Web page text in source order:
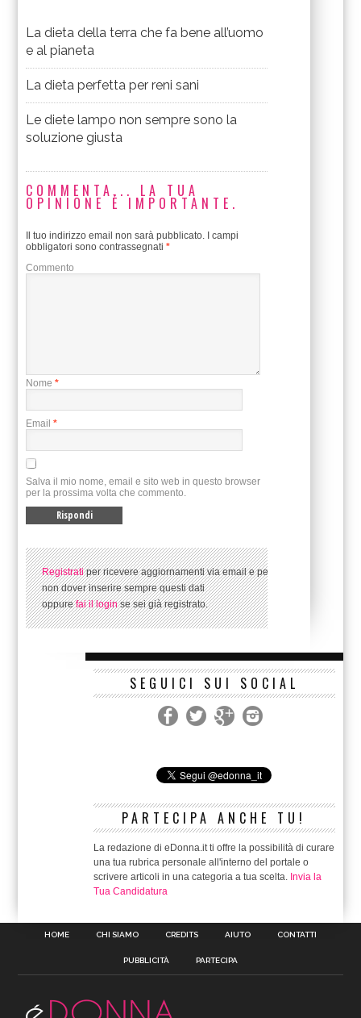
La dieta della terra che fa bene all’uomo
e al pianeta
La dieta perfetta per reni sani
Le diete lampo non sempre sono la
soluzione giusta
COMMENTA... LA TUA
OPINIONE È IMPORTANTE.
Il tuo indirizzo email non sarà pubblicato. I campi
obbligatori sono contrassegnati*
Commento
Nome *
Email *
Salva il mio nome, email e sito web in questo browser
per la prossima volta che commento.
Registratiper ricevere aggiornamenti via email e per
non dover inserire sempre questi dati
oppurefai il loginse sei già registrato.
SEGUICI SUI SOCIAL
PARTECIPA ANCHE TU!
La redazione di eDonna.it ti offre la possibilità di curare
una tua rubrica personale all'interno del portale o
scrivere articoli in una categoria a tua scelta. Invia la
Tua Candidatura
HOME CHI SIAMO CREDITS AIUTO CONTATTI
PUBBLICITÀ PARTECIPA